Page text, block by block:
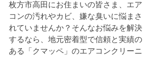
枚方市高田にお住まいの皆さま、エア
コンの汚れやカビ、嫌な臭いに悩まさ
れていませんか？そんなお悩みを解決
するなら、地元密着型で信頼と実績の
ある「クマッペ」のエアコンクリーニ